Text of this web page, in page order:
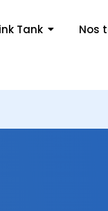
Tank Nos